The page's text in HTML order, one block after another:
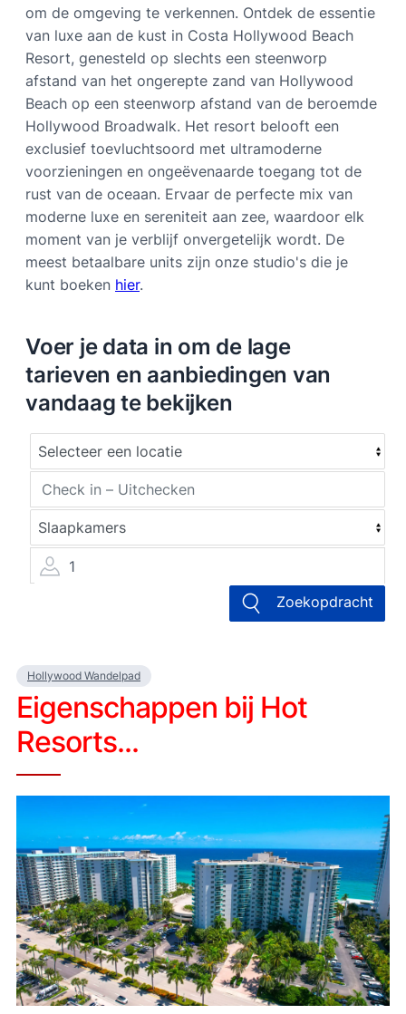
om de omgeving te verkennen. Ontdek de essentie
van luxe aan de kust in Costa Hollywood Beach
Resort, genesteld op slechts een steenworp
afstand van het ongerepte zand van Hollywood
Beach op een steenworp afstand van de beroemde
Hollywood Broadwalk. Het resort belooft een
exclusief toevluchtsoord met ultramoderne
voorzieningen en ongeëvenaarde toegang tot de
rust van de oceaan. Ervaar de perfecte mix van
moderne luxe en sereniteit aan zee, waardoor elk
moment van je verblijf onvergetelijk wordt. De
meest betaalbare units zijn onze studio's die je
kunt boeken hier.
Voer je data in om de lage
tarieven en aanbiedingen van
vandaag te bekijken
1
Zoekopdracht
Hollywood Wandelpad
Eigenschappen bij Hot
Resorts...